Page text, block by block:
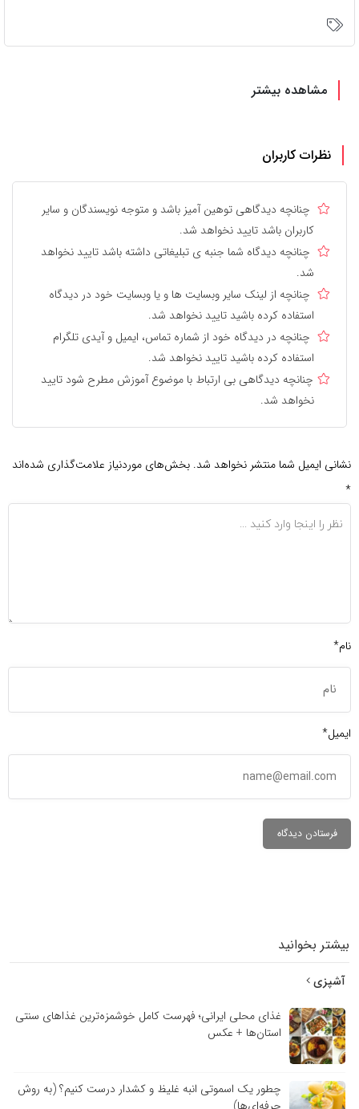
مشاهده بیشتر
نظرات کاربران
چنانچه دیدگاهی توهین آمیز باشد و متوجه نویسندگان و سایر
کاربران باشد تایید نخواهد شد.
چنانچه دیدگاه شما جنبه ی تبلیغاتی داشته باشد تایید نخواهد
شد.
چنانچه از لینک سایر وبسایت ها و یا وبسایت خود در دیدگاه
استفاده کرده باشید تایید نخواهد شد.
چنانچه در دیدگاه خود از شماره تماس، ایمیل و آیدی تلگرام
استفاده کرده باشید تایید نخواهد شد.
چنانچه دیدگاهی بی ارتباط با موضوع آموزش مطرح شود تایید
نخواهد شد.
نشانی ایمیل شما منتشر نخواهد شد. بخش‌های موردنیاز علامت‌گذاری شده‌اند
*
نام*
ایمیل*
بیشتر بخوانید
آشپزی
غذای محلی ایرانی؛ فهرست کامل خوشمزه‌ترین غذاهای سنتی
استان‌ها + عکس
چطور یک اسموتی انبه غلیظ و کشدار درست کنیم؟ (به روش